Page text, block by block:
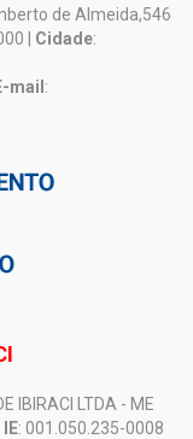
de Almeida,546
| Cidade:
mail :
IBIRACI LTDA - ME
IE: 001.050.235-0008